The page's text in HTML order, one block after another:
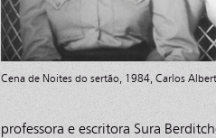
Cena de Noites do sertão, 1984, Carlos
professora e escritora Sura